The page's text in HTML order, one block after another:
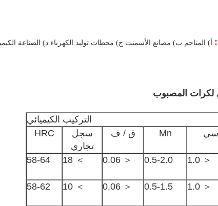
أ) المناجم.ب) مصانع الأسمنت.ج) محطات توليد الكهرباء.د) الصناعة
لكرات المصبوب
التركيب الكيميائي
سي Mn ق / ف
سجل
تجاري
HRC
＜ 1.0
0.5-2.0
＜ 0.06
＞ 18
58-64
＜ 1.0
0.5-1.5
＜ 0.06
＞ 10
58-62